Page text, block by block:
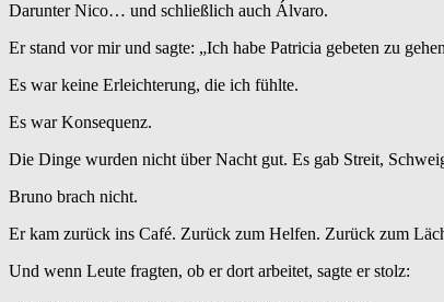
Darunter Nico… und schließlich auch Álvaro.
Er stand vor mir und sagte: „Ich habe Patricia gebeten zu
Es war keine Erleichterung, die ich fühlte.
Es war Konsequenz.
Die Dinge wurden nicht über Nacht gut. Es gab Streit,
Bruno brach nicht.
Er kam zurück ins Café. Zurück zum Helfen. Zurück zum
Und wenn Leute fragten, ob er dort arbeitet, sagte er stolz: